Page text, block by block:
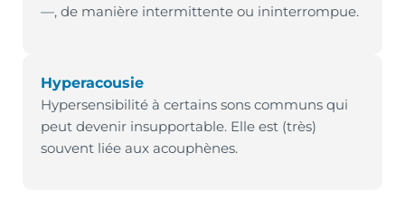
—, de manière intermittente ou ininterrompue.
Hyperacousie
Hypersensibilité à certains sons communs qui
peut devenir insupportable. Elle est (très)
souvent liée aux acouphènes.